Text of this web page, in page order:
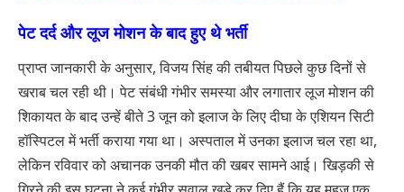
पेट दर्द और लूज मोशन के बाद हुए थे भर्ती
प्राप्त जानकारी के अनुसार, विजय सिंह की तबीयत पिछले कुछ दिनों से
खराब चल रही थी। पेट संबंधी गंभीर समस्या और लगातार लूज मोशन की
शिकायत के बाद उन्हें बीते 3 जून को इलाज के लिए दीघा के एशियन सिटी
हॉस्पिटल में भर्ती कराया गया था। अस्पताल में उनका इलाज चल रहा था,
लेकिन रविवार को अचानक उनकी मौत की खबर सामने आई। खिड़की से